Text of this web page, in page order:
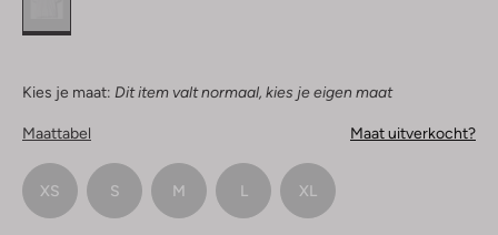
Kies je maat: Dit item valt normaal, kies je eigen maat
Maattabel Maat uitverkocht?
XS S M L XL